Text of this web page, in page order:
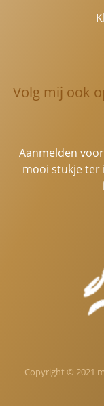
Volg mij ook
Aanmelden
mooi stukje ter
Copyright © 2021